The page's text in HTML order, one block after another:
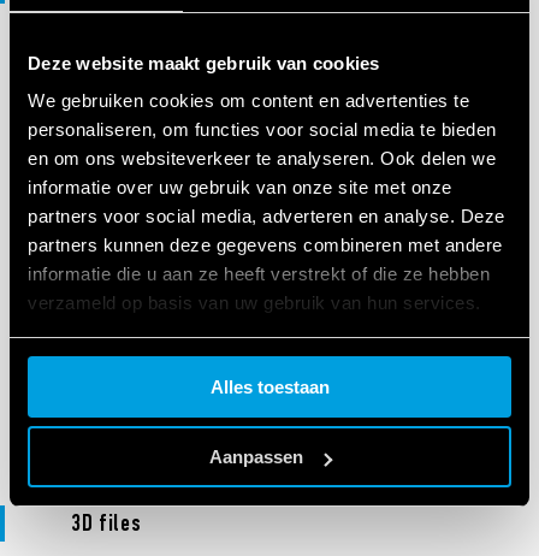
Deze website maakt gebruik van cookies
We gebruiken cookies om content en advertenties te
personaliseren, om functies voor social media te bieden
en om ons websiteverkeer te analyseren. Ook delen we
informatie over uw gebruik van onze site met onze
partners voor social media, adverteren en analyse. Deze
partners kunnen deze gegevens combineren met andere
informatie die u aan ze heeft verstrekt of die ze hebben
verzameld op basis van uw gebruik van hun services.
Cookie policy.
Alles toestaan
Aanpassen
VERKLARING VAN OVEREENSTEMMING UKCA
UKCA 10 Series
EN|| . PDF
DoC 10 Series
EN|| .PDF
3D files